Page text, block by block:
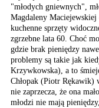
"młodych gniewnych",
Magdaleny Maciejewskiej
kuchenne sprzęty
zgrzebne lata 60. Choć
gdzie brak pieniędzy
problemy są takie jak
Krzywkowska), a to
Chłopak (Piotr Rękawik)
nie zaprzecza, że ona mało
młodzi nie mają